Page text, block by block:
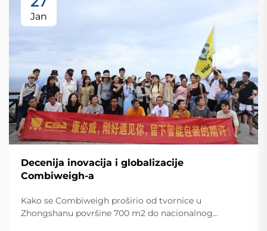
Jan
Decenija inovacija i globalizacije
Combiweigh-a
Kako se Combiweigh proširio od tvornice u
Zhongshanu površine 700 m2 do nacionalnog